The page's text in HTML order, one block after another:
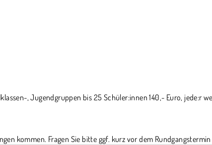
, Jugendgruppen bis 25 Schüler:innen 140,- Euro, jede:r
kommen. Fragen Sie bitte ggf. kurz vor dem